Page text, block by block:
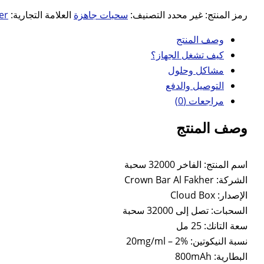
رمز المنتج: غير محدد التصنيف: سحبات جاهزة العلامة التجارية:
وصف المنتج
كيف تشغل الجهاز؟
مشاكل وحلول
التوصيل والدفع
مراجعات (0)
وصف المنتج
اسم المنتج: الفاخر 32000 سحبة
الشركة: Crown Bar Al Fakher
الإصدار: Cloud Box
السحبات: تصل إلى 32000 سحبة
سعة التانك: 25 مل
نسبة النيكوتين: 20mg/ml – 2%
البطارية: 800mAh